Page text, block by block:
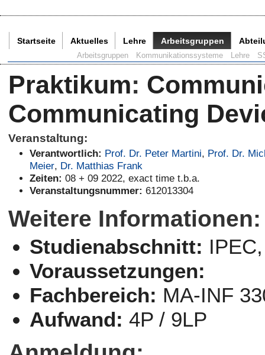
Startseite Aktuelles Lehre Arbeitsgruppen
Arbeitsgruppen Kommunikationssysteme Lehre
Praktikum:
Communicating
Veranstaltung:
Verantwortlich: Prof. Dr. Peter Martini, Prof. Dr.
Meier, Dr. Matthias Frank
Zeiten: 08 + 09 2022, exact time t.b.a.
Veranstaltungsnummer: 612013304
Weitere Informationen:
Studienabschnitt: IPEC
Voraussetzungen:
Fachbereich: MA-INF
Aufwand: 4P / 9LP